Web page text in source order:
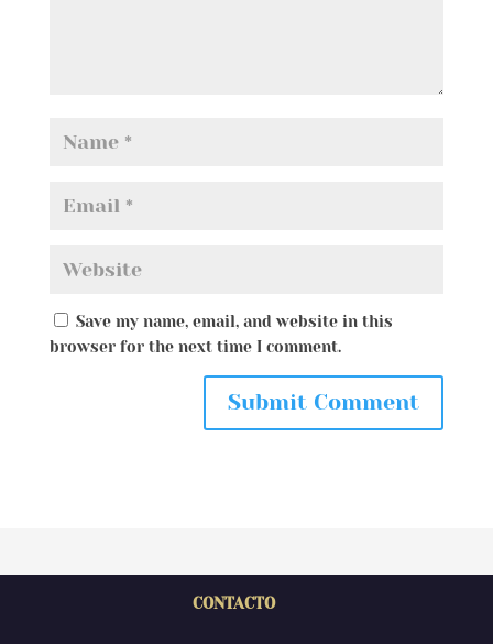
Save my name, email, and website in this
browser for the next time I comment.
CONTACTO